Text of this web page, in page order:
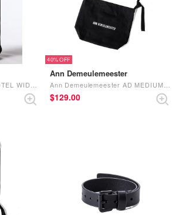
Ann Demeulemeester BOTEL WIDE LEG PLEATED TROUSERS （Black）
40%
Ann Demeulemeester
Ann Demeulemeester AD MEDIUM SHOULDER BAG WITH ADJUSTABLE STRAP （Black）
$‌129.00